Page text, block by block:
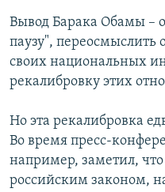
Вывод Барака Обамы –
паузу", переосмыслить
своих национальных
рекалибровку этих
Но эта рекалибровка
Во время пресс-
например, заметил,
российским законом,